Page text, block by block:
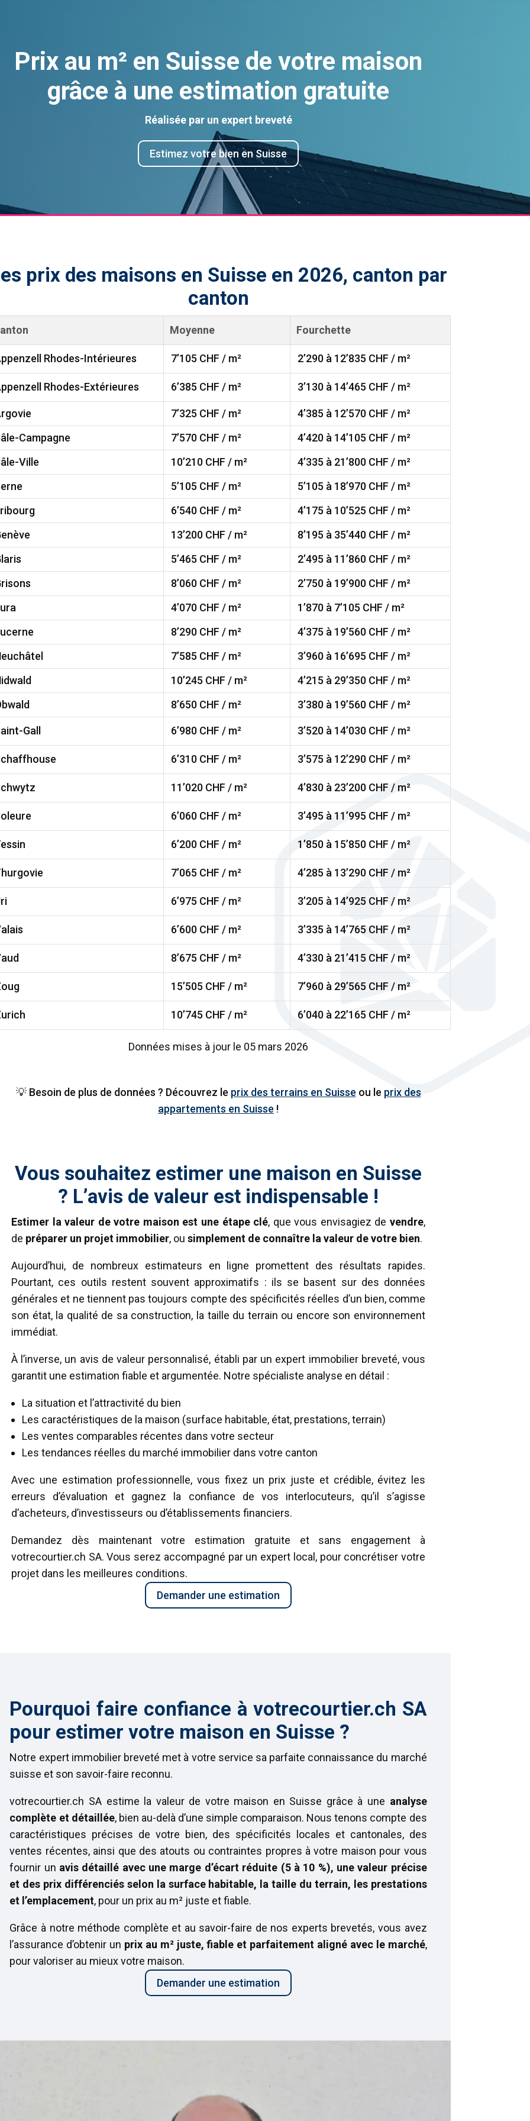
Prix au m² en Suisse de votre maison
grâce à une estimation gratuite
Réalisée par un expert breveté
Estimez votre bien en Suisse
prix des maisons en Suisse en 2026, canton par
canton
Moyenne Fourchette
Rhodes-Intérieures 7’105 CHF / m² 2’290 à 12’835 CHF / m²
Rhodes-Extérieures 6’385 CHF / m² 3’130 à 14’465 CHF / m²
7’325 CHF / m²
4’385 à 12’570 CHF / m²
Campagne
7’570 CHF / m²
4’420 à 14’105 CHF / m²
Ville
10’210 CHF / m²
4’335 à 21’800 CHF / m²
5’105 CHF / m²
5’105 à 18’970 CHF / m²
6’540 CHF / m²
4’175 à 10’525 CHF / m²
13’200 CHF / m²
8’195 à 35’440 CHF / m²
5’465 CHF / m²
2’495 à 11’860 CHF / m²
8’060 CHF / m²
2’750 à 19’900 CHF / m²
4’070 CHF / m²
1’870 à 7’105 CHF / m²
8’290 CHF / m²
4’375 à 19’560 CHF / m²
7’585 CHF / m²
3’960 à 16’695 CHF / m²
10’245 CHF / m²
4’215 à 29’350 CHF / m²
8’650 CHF / m² 3’380 à 19’560 CHF / m²
Gall 6’980 CHF / m² 3’520 à 14’030 CHF / m²
6’310 CHF / m² 3’575 à 12’290 CHF / m²
11’020 CHF / m² 4’830 à 23’200 CHF / m²
6’060 CHF / m² 3’495 à 11’995 CHF / m²
6’200 CHF / m² 1’850 à 15’850 CHF / m²
7’065 CHF / m² 4’285 à 13’290 CHF / m²
6’975 CHF / m² 3’205 à 14’925 CHF / m²
6’600 CHF / m² 3’335 à 14’765 CHF / m²
8’675 CHF / m² 4’330 à 21’415 CHF / m²
15’505 CHF / m² 7’960 à 29’565 CHF / m²
10’745 CHF / m² 6’040 à 22’165 CHF / m²
Données mises à jour le 05 mars 2026
💡 Besoin de plus de données ? Découvrez le prix des terrains en Suisse ou le prix des
appartements en Suisse !
Vous souhaitez estimer une maison en Suisse
? L’avis de valeur est indispensable !
Estimer la valeur de votre maison est une étape clé, que vous envisagiez devendre,
de préparer un projet immobilier, ou simplement de connaître la valeur de votre bien.
Aujourd’hui, de nombreux estimateurs en ligne promettent des résultats rapides.
Pourtant, ces outils restent souvent approximatifs : ils se basent sur des données
générales et ne tiennent pas toujours compte des spécificités réelles d’un bien, comme
son état, la qualité de sa construction, la taille du terrain ou encore son environnement
immédiat.
À l’inverse, un avis de valeur personnalisé, établi par un expert immobilier breveté, vous
garantit une estimation fiable et argumentée. Notre spécialiste analyse en détail :
La situation et l’attractivité du bien
Les caractéristiques de la maison (surface habitable, état, prestations, terrain)
Les ventes comparables récentes dans votre secteur
Les tendances réelles du marché immobilier dans votre canton
Avec une estimation professionnelle, vous fixez un prix juste et crédible, évitez les
erreurs d’évaluation et gagnez la confiance de vos interlocuteurs, qu’il s’agisse
d’acheteurs, d’investisseurs ou d’établissements financiers.
Demandez dès maintenant votre estimation gratuite et sans engagement à
votrecourtier.ch SA. Vous serez accompagné par un expert local, pour concrétiser votre
projet dans les meilleures conditions.
Demander une estimation
Pourquoi faire confiance à votrecourtier.ch SA
pour estimer votre maison en Suisse ?
Notre expert immobilier breveté met à votre service sa parfaite connaissance du marché
suisse et son savoir-faire reconnu.
votrecourtier.ch SA estime la valeur de votre maison en Suisse grâce à une analyse
complète et détaillée, bien au-delà d’une simple comparaison. Nous tenons compte des
caractéristiques précises de votre bien, des spécificités locales et cantonales, des
ventes récentes, ainsi que des atouts ou contraintes propres à votre maison pour vous
fournir un avis détaillé avec une marge d’écart réduite (5 à 10 %), une valeur précise
et des prix différenciés selon la surface habitable, la taille du terrain, les prestations
et l’emplacement, pour un prix au m² juste et fiable.
Grâce à notre méthode complète et au savoir-faire de nos experts brevetés, vous avez
l’assurance d’obtenir un prix au m² juste, fiable et parfaitement aligné avec le marché,
pour valoriser au mieux votre maison.
Demander une estimation